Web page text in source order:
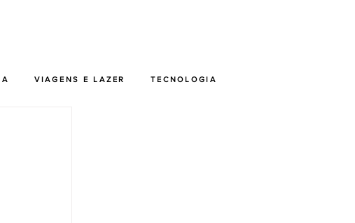
VIAGENS E LAZER TECNOLOGIA